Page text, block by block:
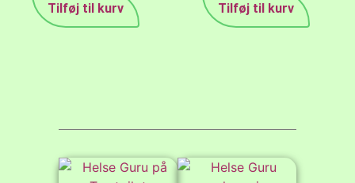
Tilføj til kurv Tilføj til kurv